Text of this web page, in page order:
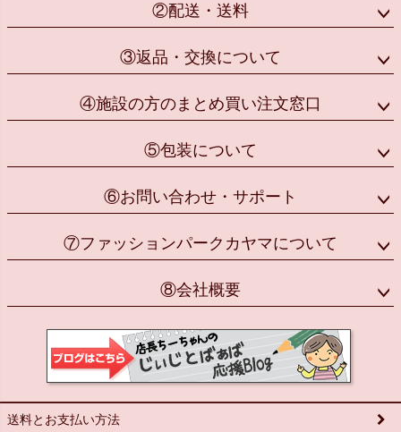
②配送・送料
③返品・交換について
④施設の方のまとめ買い注文窓口
⑤包装について
⑥お問い合わせ・サポート
⑦ファッションパークカヤマについて
⑧会社概要
送料とお支払い方法